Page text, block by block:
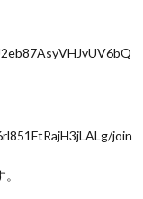
join